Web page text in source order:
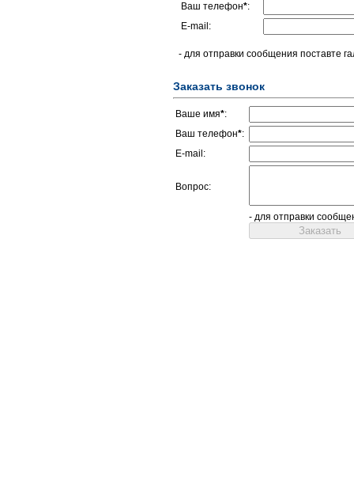
Ваш телефон*:
E-mail:
- для отправки сообщения поставте
Заказать звонок
Ваше имя*:
Ваш телефон*:
E-mail:
Вопрос:
- для отправки